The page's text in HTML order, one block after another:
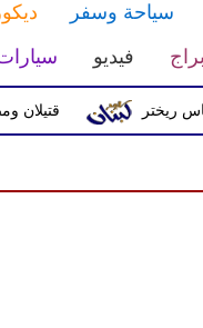
سياحة وسفر
أبراج فيديو
قتيلان ومصابون جراء 14 غارة إسرائيلية على شرق